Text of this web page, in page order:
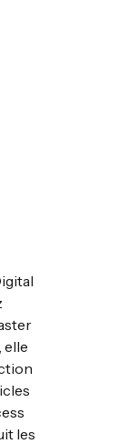
elle
les